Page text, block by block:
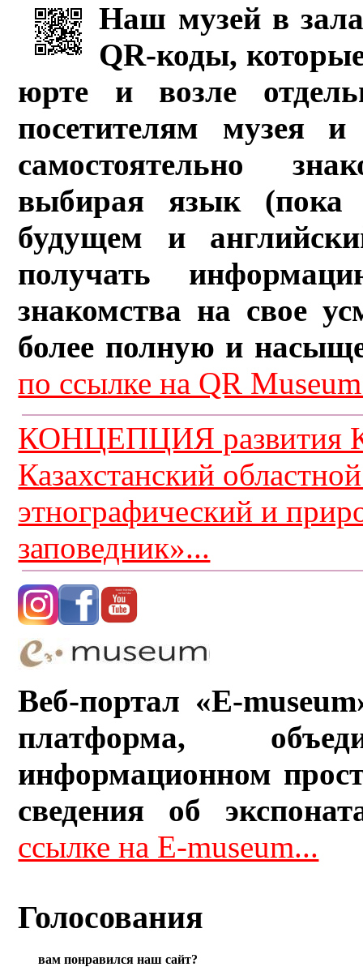
Наш музей в
QR-коды,
юрте и возле
посетителям музея и
самостоятельно
выбирая язык (пока
будущем и
получать
знакомства на свое
более полную и
по ссылке на QR
КОНЦЕПЦИЯ развития
Казахстанский
этнографический и
заповедник»...
Веб-портал «E-
платформа,
информационном
сведения об
ссылке на E-museum...
Голосования
вам понравился наш сайт?